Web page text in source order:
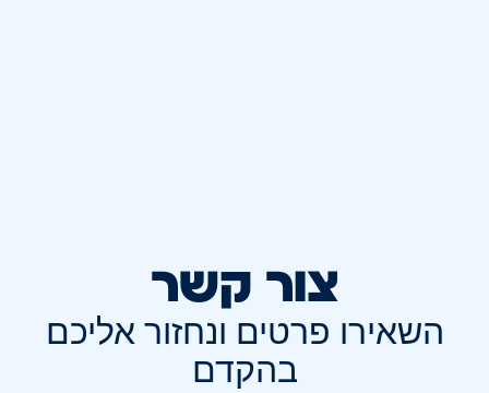
צור קשר
השאירו פרטים ונחזור אליכם
בהקדם